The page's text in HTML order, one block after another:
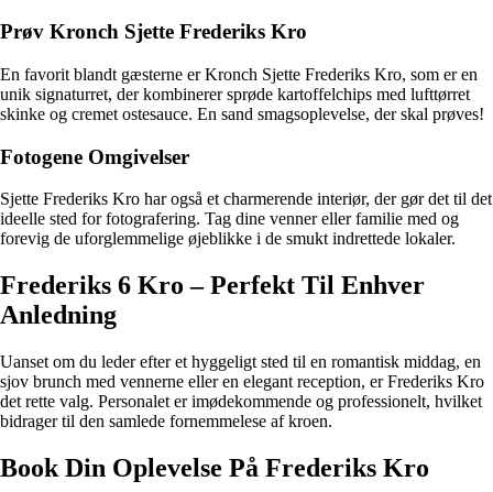
Prøv Kronch Sjette Frederiks Kro
En favorit blandt gæsterne er Kronch Sjette Frederiks Kro, som er en
unik signaturret, der kombinerer sprøde kartoffelchips med lufttørret
skinke og cremet ostesauce. En sand smagsoplevelse, der skal prøves!
Fotogene Omgivelser
Sjette Frederiks Kro har også et charmerende interiør, der gør det til det
ideelle sted for fotografering. Tag dine venner eller familie med og
forevig de uforglemmelige øjeblikke i de smukt indrettede lokaler.
Frederiks 6 Kro – Perfekt Til Enhver
Anledning
Uanset om du leder efter et hyggeligt sted til en romantisk middag, en
sjov brunch med vennerne eller en elegant reception, er Frederiks Kro
det rette valg. Personalet er imødekommende og professionelt, hvilket
bidrager til den samlede fornemmelese af kroen.
Book Din Oplevelse På Frederiks Kro